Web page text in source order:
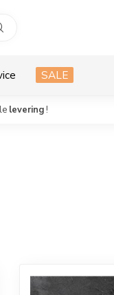
SALE
levering!